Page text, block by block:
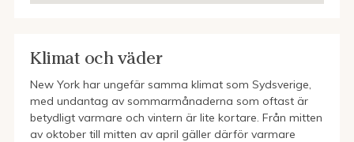
Klimat och väder
New York har ungefär samma klimat som Sydsverige,
med undantag av sommarmånaderna som oftast är
betydligt varmare och vintern är lite kortare. Från mitten
av oktober till mitten av april gäller därför varmare